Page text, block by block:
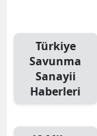
Türkiye
Savunma
Sanayii
Haberleri